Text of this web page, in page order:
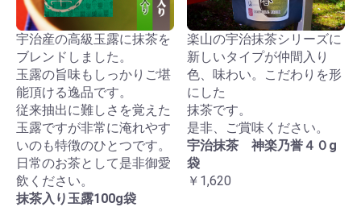
宇治産の高級玉露に抹茶を
ブレンドしました。
玉露の旨味もしっかりご堪
能頂ける逸品です。
従来抽出に難しさを覚えた
玉露ですが非常に淹れやす
いのも特徴のひとつです。
日常のお茶として是非御愛
飲ください。
抹茶入り玉露100g袋
楽山の宇治抹茶シリーズに
新しいタイプが仲間入り
色、味わい。こだわりを形
にした
抹茶です。
是非、ご賞味ください。
宇治抹茶 神楽乃誉４０g
袋
￥1,620